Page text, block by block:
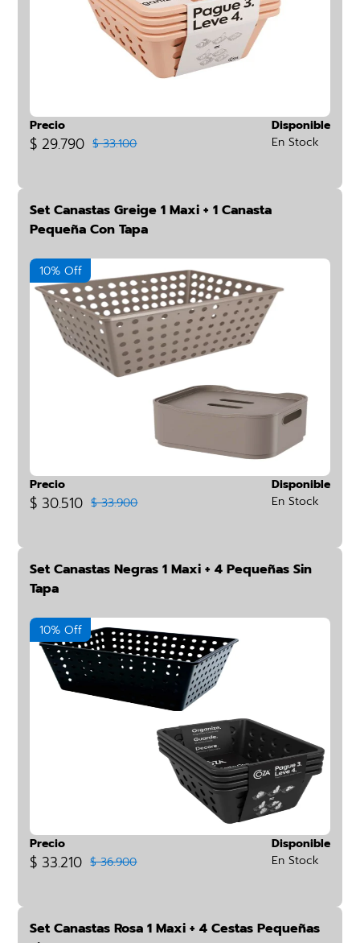
Precio
$ 29.790 $ 33.100
Disponible
En Stock
Set Canastas Greige 1 Maxi + 1 Canasta
Pequeña Con Tapa
10% Off
Precio
$ 30.510 $ 33.900
Disponible
En Stock
Set Canastas Negras 1 Maxi + 4 Pequeñas Sin
Tapa
10% Off
Precio
$ 33.210 $ 36.900
Disponible
En Stock
Set Canastas Rosa 1 Maxi + 4 Cestas Pequeñas